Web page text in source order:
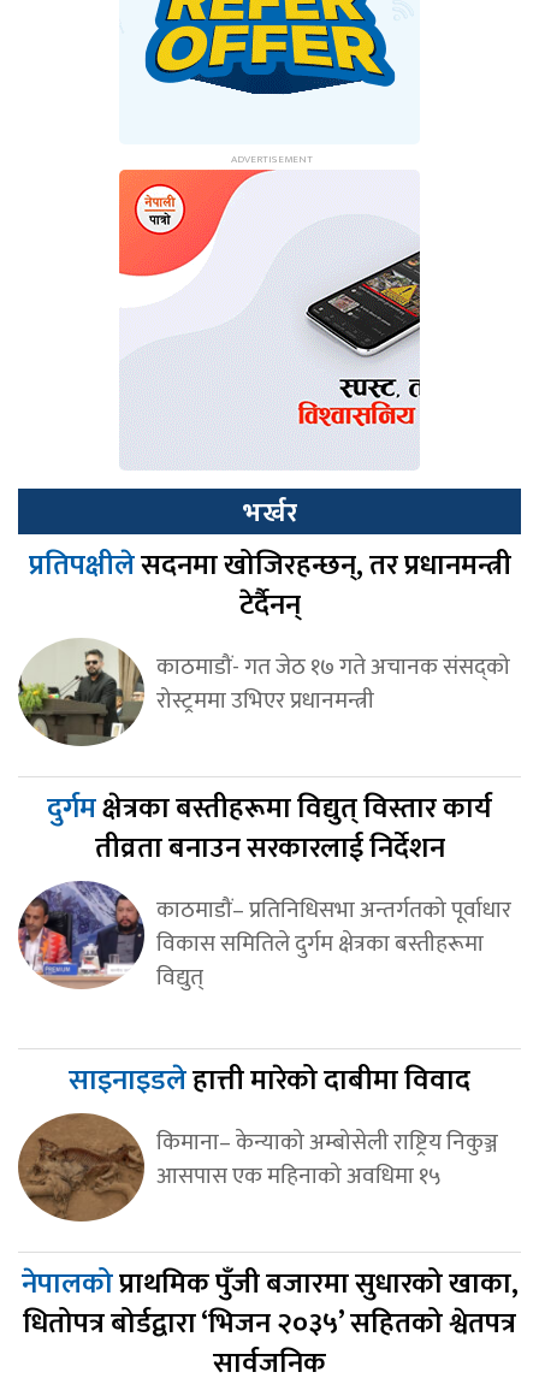
भर्खर
प्रतिपक्षीलेसदनमा खोजिरहन्छन्, तर प्रधानमन्त्री
टेर्दैनन्
काठमाडौं- गत जेठ १७ गते अचानक संसद्‍को
रोस्ट्रममा उभिएर प्रधानमन्त्री
दुर्गमक्षेत्रका बस्तीहरूमा विद्युत् विस्तार कार्य
तीव्रता बनाउन सरकारलाई निर्देशन
काठमाडौं– प्रतिनिधिसभा अन्तर्गतको पूर्वाधार
विकास समितिले दुर्गम क्षेत्रका बस्तीहरूमा
विद्युत्
साइनाइडलेहात्ती मारेको दाबीमा विवाद
किमाना– केन्याको अम्बोसेली राष्ट्रिय निकुञ्ज
आसपास एक महिनाको अवधिमा १५
नेपालकोप्राथमिक पुँजी बजारमा सुधारको खाका,
धितोपत्र बोर्डद्वारा ‘भिजन २०३५’ सहितको श्वेतपत्र
सार्वजनिक